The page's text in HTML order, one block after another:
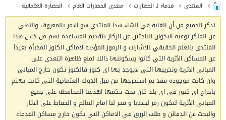
المنتدى قدماء لـ الحضارات منتدى الحضارات العام الحضارة العثمانية
نذكر الجميع من أن الغاية في انشاء هذا المنتدى هو الامر بالمعروف والنهي
عن المنكر توعية الاخوان الباحثين عن الركاز بتقديم المساعده لهم من خلال هذا
المنتدى بالعلم الحقيقي للأشارات و الرموز المؤدية لأماكن الكنوز المخبأة بعيدآ
عن المساكن الأثرية التي كانوا يسكوننها ذالك لمنع ظاهرة التعدي على
المباني الاثرية وتخريبها التي لايوجد بها اي كنوز فالكنوز تكون خارج المباني
وان كانت موجوده فقد تم استخرجها من قبل الدوله العثمانية التي كانت تهتم
باخراج اي كنوز في اي بلد كان تحت حكمها اهدفنا المحافظه على جميع
المباني الأثرية لتكون رمز لبلادنا و فخر لنا امام العالم و الحفاظ على الاثار
والبحث عن الدفائن و طلب الرزق في الاماكن التي تكون خارج مساكن القدماء